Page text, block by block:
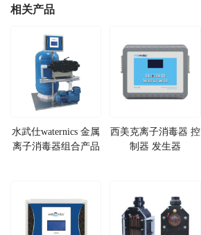
相关产品
水武仕waternics 金属
离子消毒器组合产品
西美克离子消毒器 控
制器 发生器